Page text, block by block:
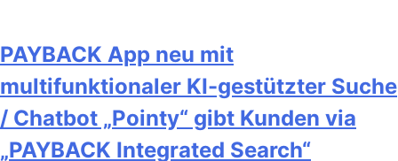
PAYBACK App neu mit
multifunktionaler KI-gestützter Suche
/ Chatbot „Pointy“ gibt Kunden via
„PAYBACK Integrated Search“